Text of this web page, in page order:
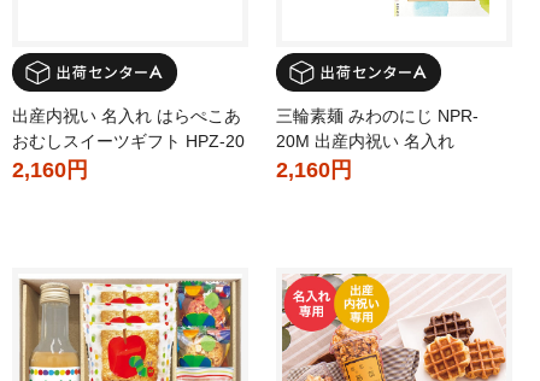
出産内祝い 名入れ はらぺこあ
おむしスイーツギフト HPZ-20
2,160円
三輪素麺 みわのにじ NPR-
20M 出産内祝い 名入れ
2,160円